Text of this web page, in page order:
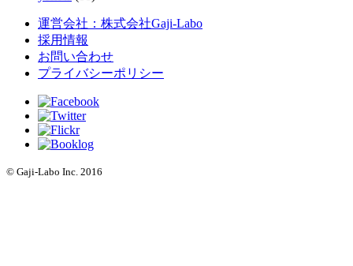
運営会社：株式会社Gaji-Labo
採用情報
お問い合わせ
プライバシーポリシー
© Gaji-Labo Inc. 2016